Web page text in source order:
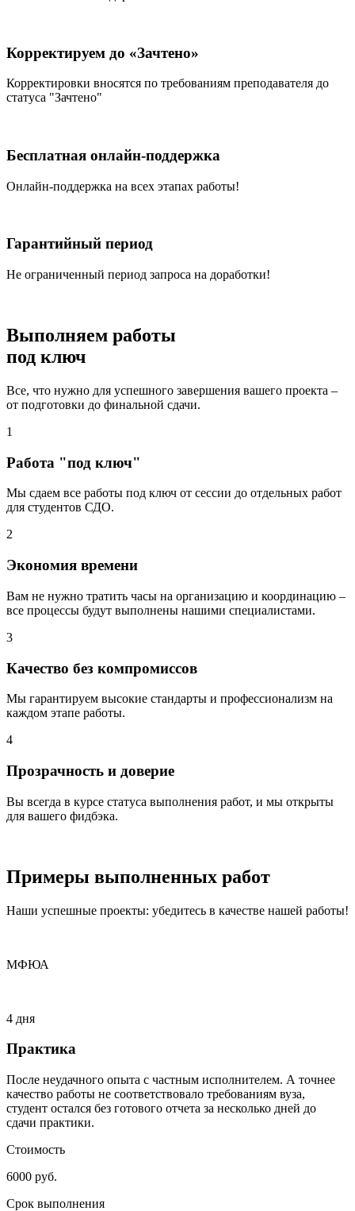
Корректируем до «Зачтено»
Корректировки вносятся по требованиям преподавателя до
статуса "Зачтено"
Бесплатная онлайн-поддержка
Онлайн-поддержка на всех этапах работы!
Гарантийный период
Не ограниченный период запроса на доработки!
Выполняем работы
под ключ
Все, что нужно для успешного завершения вашего проекта –
от подготовки до финальной сдачи.
1
Работа "под ключ"
Мы сдаем все работы под ключ от сессии до отдельных работ
для студентов СДО.
2
Экономия времени
Вам не нужно тратить часы на организацию и координацию –
все процессы будут выполнены нашими специалистами.
3
Качество без компромиссов
Мы гарантируем высокие стандарты и профессионализм на
каждом этапе работы.
4
Прозрачность и доверие
Вы всегда в курсе статуса выполнения работ, и мы открыты
для вашего фидбэка.
Примеры выполненных работ
Наши успешные проекты: убедитесь в качестве нашей работы!
МФЮА
4 дня
Практика
После неудачного опыта с частным исполнителем. А точнее
качество работы не соответствовало требованиям вуза,
студент остался без готового отчета за несколько дней до
сдачи практики.
Стоимость
6000 руб.
Срок выполнения